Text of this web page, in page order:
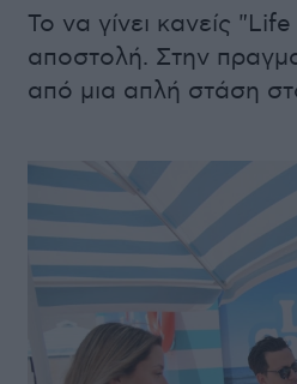
Το να γίνει κανείς
αποστολή. Στην
από μια απλή στάση